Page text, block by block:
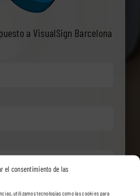
el consentimiento de las
utilizamos tecnologías como las cookies para
a VisualSign Barcelona